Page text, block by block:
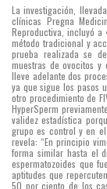
La investigación,
clínicas Pregna
Reproductiva, incluyó
método tradicional y
prueba realizada se
muestras de ovocitos y
lleve adelante dos
ya que sigue los pasos
otro procedimiento de
HyperSperm
validez estadística
grupo es control y en
revela: “En principio
forma similar hasta el
espermatozoides que
aptitudes que
50 por ciento de los
empresa
de
base
tecnológica
(EBT)
reconocida
por